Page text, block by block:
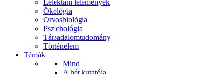
Lélektani lelemények
Ökológia
Orvosbiológia
Pszichológia
Társadalomtudomány
Történelem
Témák
Mind
A hét kutatója